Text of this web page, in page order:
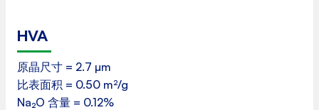
HVA
原晶尺寸 = 2.7 µm
比表面积 = 0.50 m²/g
Na₂O 含量 = 0.12%